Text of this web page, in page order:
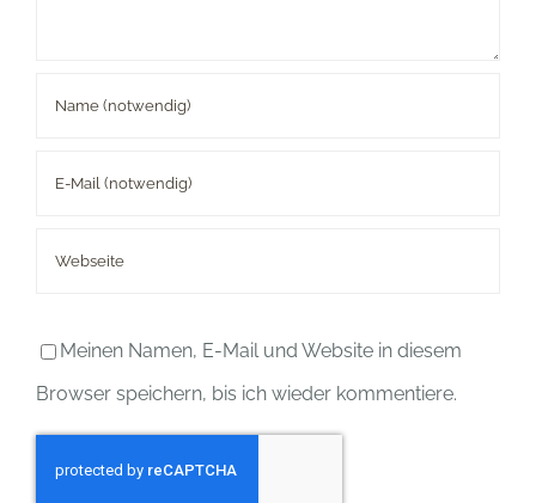
Meinen Namen, E-Mail und Website in diesem
Browser speichern, bis ich wieder kommentiere.